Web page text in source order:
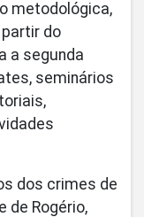
metodológica,
partir do
a segunda
seminários
dos crimes de
de Rogério,